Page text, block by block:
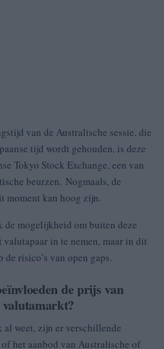
van de Australische sessie, die
tijd wordt gehouden, is deze
Tokyo Stock Exchange, een van
beurzen. Nogmaals, de
kan hoog zijn.
mogelijkheid om buiten deze
in te nemen, maar in dit
risico’s van open gaps.
de prijs van
weet, zijn er verschillende
het aanbod van Australische of